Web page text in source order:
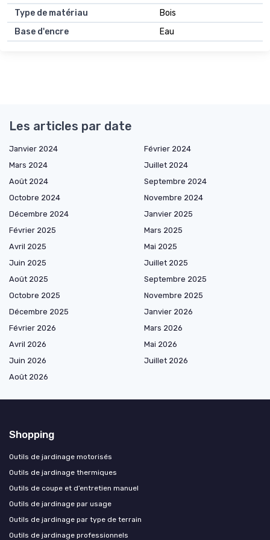
Type de matériau
Bois
Base d'encre
Eau
Les articles par date
Janvier 2024
Février 2024
Mars 2024
Juillet 2024
Août 2024
Septembre 2024
Octobre 2024
Novembre 2024
Décembre 2024
Janvier 2025
Février 2025
Mars 2025
Avril 2025
Mai 2025
Juin 2025
Juillet 2025
Août 2025
Septembre 2025
Octobre 2025
Novembre 2025
Décembre 2025
Janvier 2026
Février 2026
Mars 2026
Avril 2026
Mai 2026
Juin 2026
Juillet 2026
Août 2026
Shopping
Outils de jardinage motorisés
Outils de jardinage thermiques
Outils de coupe et d’entretien manuel
Outils de jardinage par usage
Outils de jardinage par type de terrain
Outils de jardinage professionnels